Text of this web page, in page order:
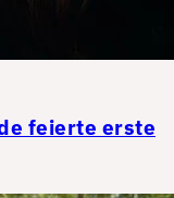
feierte erste